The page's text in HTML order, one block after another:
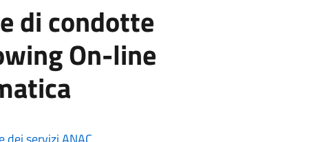
di condotte
On-line